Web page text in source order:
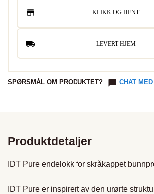
KLIKK OG HENT
LEVERT HJEM
SPØRSMÅL OM PRODUKTET? CHAT MED
Produktdetaljer
IDT Pure endelokk for skråkappet
IDT Pure er inspirert av den urørte